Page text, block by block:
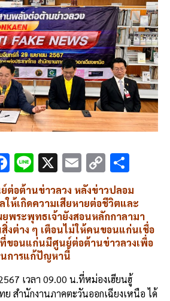
F
ac
e
b
o
o
k
Li
n
e
X E
m
ai
l
C
o
py
Li
n
h
ar
e
ต่อต้านข่าวลวง หลังข่าวปลอม
ให้เกิดความเสียหายต่อชีวิตและ
พระพุทธเจ้ายังสอนหลักกาลามา
สิ่งต่าง ๆ เตือนไม่ให้คนขอนแก่นเชื่อ
ขอนแก่นมีศูนย์ต่อต้านข่าวลวงเพื่อ
นการแก้ปัญหานี้
เวลา 09.00 น.ที่หม่องเฮียนฮู้
สำนักงานภาคตะวันออกเฉียงเหนือ ได้